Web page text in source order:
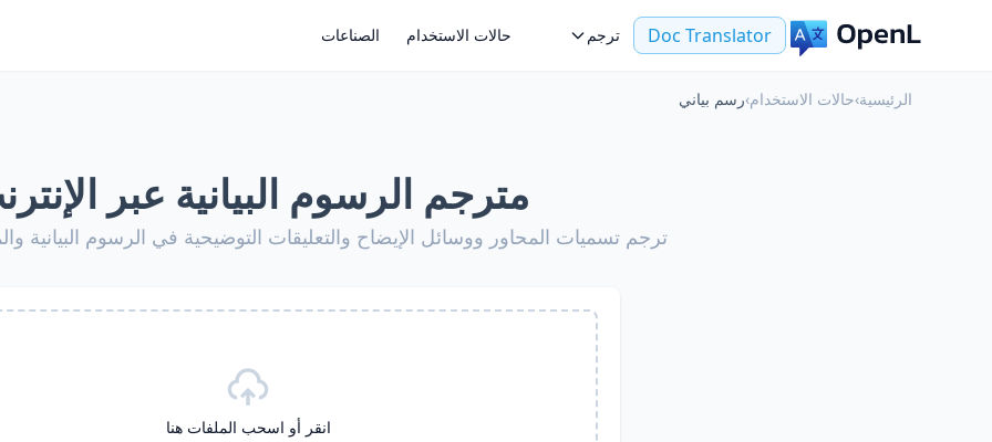
Doc Translator ترجم حالات الاستخدام الصناعات
الرئيسية›حالات الاستخدام›رسم بياني
مترجم الرسوم البيانية عبر
ترجم تسميات المحاور ووسائل الإيضاح والتعليقات التوضيحية في الرسوم البيانية
انقر أو اسحب الملفات هنا